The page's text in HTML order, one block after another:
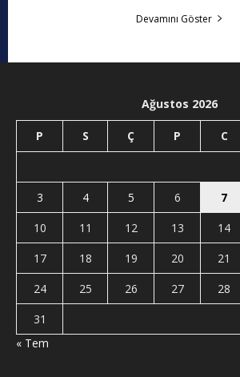
Devamını Göster
Ağustos 2026
P S Ç P C
3
4 5 6 7
10
11 12 13 14
17
18 19 20 21
24
25 26 27 28
31
« Tem